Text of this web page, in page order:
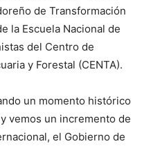
de Transformación
la Escuela Nacional de
del Centro de
y Forestal (CENTA).
un momento histórico
vemos un incremento de
el Gobierno de